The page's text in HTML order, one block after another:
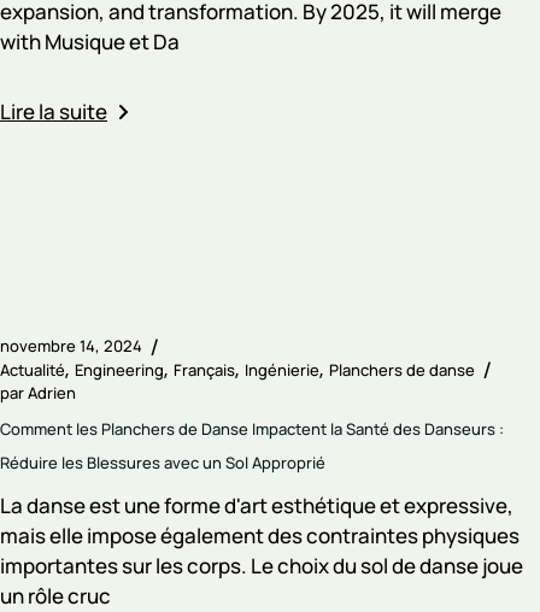
expansion, and transformation. By 2025, it will merge
with Musique et Da
Lire la suite
novembre 14, 2024
Actualité Engineering Français Ingénierie Planchers de danse
parAdrien
Comment les Planchers de Danse Impactent la Santé des Danseurs :
Réduire les Blessures avec un Sol Approprié
La danse est une forme d'art esthétique et expressive,
mais elle impose également des contraintes physiques
importantes sur les corps. Le choix du sol de danse joue
un rôle cruc